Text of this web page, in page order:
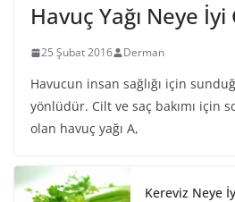
Havuç Yağı Neye İyi
25 Şubat 2016 Derman
Havucun insan sağlığı için
yönlüdür. Cilt ve saç bakımı için
olan havuç yağı A,
Kereviz Neye